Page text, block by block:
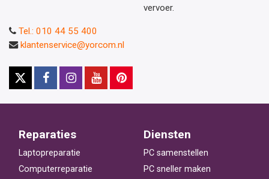
vervoer.
Tel.: 010 44 55 400
klantenservice@yorcom.nl
Reparaties
Laptopreparatie
Computerreparatie
Diensten
PC samenstellen
PC sneller maken